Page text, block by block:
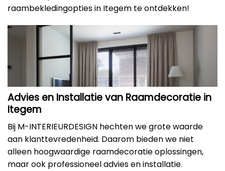
raambekledingopties in Itegem te ontdekken!
Advies en Installatie van Raamdecoratie in
Itegem
Bij M-INTERIEURDESIGN hechten we grote waarde
aan klanttevredenheid. Daarom bieden we niet
alleen hoogwaardige raamdecoratie oplossingen,
maar ook professioneel advies en installatie.